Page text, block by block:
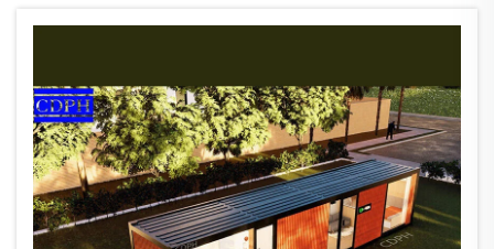
existent dans toutes les tailles...